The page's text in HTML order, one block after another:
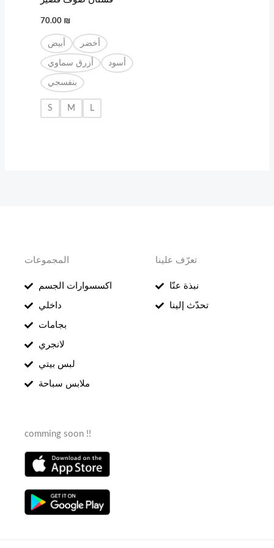
70.00 ₪
أبيض أخضر
أزرق سماوي أسود
بنفسجي
S M L
المجموعات
اكسسوارات الجسم
داخلي
بجامات
لانجري
لبس بيتي
ملابس سباحة
تعرّف علينا
نبذة عنّا
تحدّث إلينا
comming soon !!